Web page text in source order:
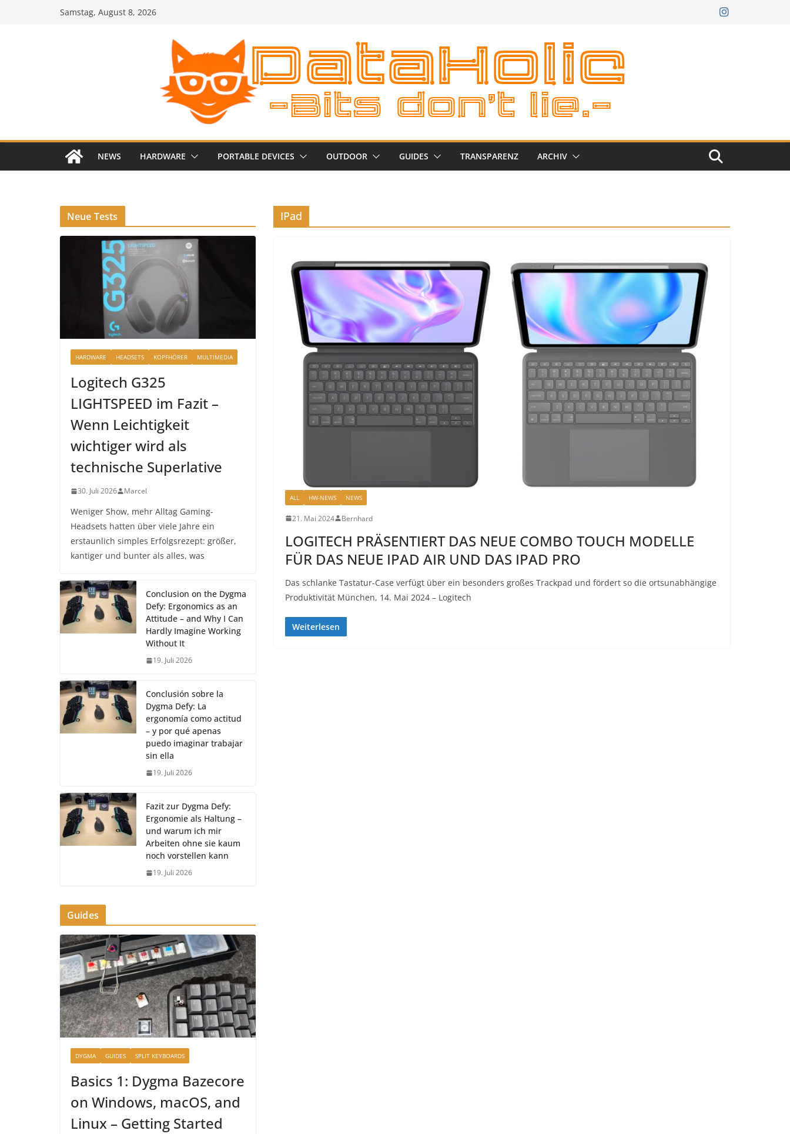
Samstag, August 8, 2026
NEWS HARDWARE PORTABLE DEVICES OUTDOOR GUIDES TRANSPARENZ ARCHIV
IPad
ALL HW-NEWS NEWS
21. Mai 2024 Bernhard
LOGITECH PRÄSENTIERT DAS NEUE COMBO TOUCH MODELLE
FÜR DAS NEUE IPAD AIR UND DAS IPAD PRO
Das schlanke Tastatur-Case verfügt über ein besonders großes Trackpad und fördert so die ortsunabhängige
Produktivität München, 14. Mai 2024 – Logitech
Weiterlesen
Neue Tests
HARDWARE HEADSETS KOPFHÖRER MULTIMEDIA
Logitech G325
LIGHTSPEED im Fazit –
Wenn Leichtigkeit
wichtiger wird als
technische Superlative
30. Juli 2026 Marcel
Weniger Show, mehr Alltag Gaming-
Headsets hatten über viele Jahre ein
erstaunlich simples Erfolgsrezept: größer,
kantiger und bunter als alles, was
Conclusion on the Dygma
Defy: Ergonomics as an
Attitude – and Why I Can
Hardly Imagine Working
Without It
19. Juli 2026
Conclusión sobre la
Dygma Defy: La
ergonomía como actitud
– y por qué apenas
puedo imaginar trabajar
sin ella
19. Juli 2026
Fazit zur Dygma Defy:
Ergonomie als Haltung –
und warum ich mir
Arbeiten ohne sie kaum
noch vorstellen kann
19. Juli 2026
Guides
DYGMA GUIDES SPLIT KEYBOARDS
Basics 1: Dygma Bazecore
on Windows, macOS, and
Linux – Getting Started